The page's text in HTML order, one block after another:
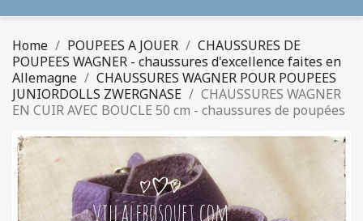
Home POUPEES A JOUER
CHAUSSURES DE
POUPEES WAGNER - chaussures d'excellence faites en
Allemagne
CHAUSSURES WAGNER POUR POUPEES
JUNIORDOLLS ZWERGNASE
CHAUSSURES WAGNER
EN CUIR AVEC BOUCLE 50 cm - chaussures de poupées